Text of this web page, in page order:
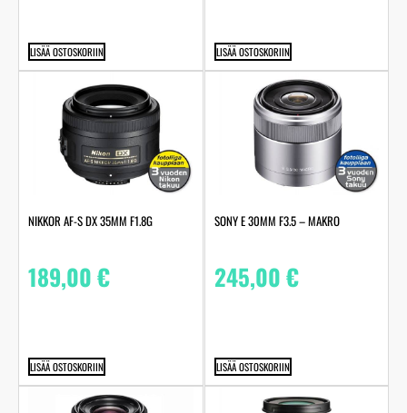
LISÄÄ OSTOSKORIIN LISÄÄ OSTOSKORIIN
NIKKOR AF-S DX 35MM F1.8G
189,00€
LISÄÄ OSTOSKORIIN
SONY E 30MM F3.5 – MAKRO
245,00€
LISÄÄ OSTOSKORIIN